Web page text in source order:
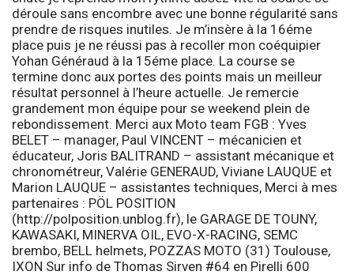
déroule sans encombre avec une bonne régularité sans
prendre de risques inutiles. Je m’insère à la 16éme
place puis je ne réussi pas à recoller mon coéquipier
Yohan Généraud à la 15éme place. La course se
termine donc aux portes des points mais un meilleur
résultat personnel à l’heure actuelle. Je remercie
grandement mon équipe pour se weekend plein de
rebondissement. Merci aux Moto team FGB : Yves
BELET – manager, Paul VINCENT – mécanicien et
éducateur, Joris BALITRAND – assistant mécanique et
chronométreur, Valérie GENERAUD, Viviane LAUQUE et
Marion LAUQUE – assistantes techniques, Merci à mes
partenaires : PÖL POSITION
(http://polposition.unblog.fr), le GARAGE DE TOUNY,
KAWASAKI, MINERVA OIL, EVO-X-RACING, SEMC
brembo, BELL helmets, POZZAS MOTO (31) Toulouse,
IXON Sur info de Thomas Sirven #64 en Pirelli 600